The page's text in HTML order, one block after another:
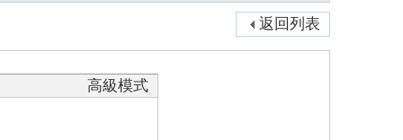
返回列表
高級模式